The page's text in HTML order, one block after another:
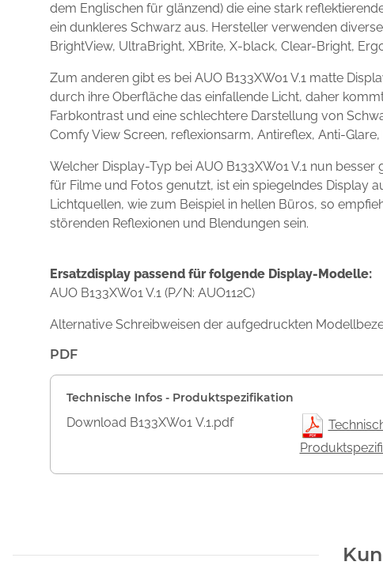
dem Englischen für glänzend) die eine stark
ein dunkleres Schwarz aus. Hersteller verwenden
BrightView, UltraBright, XBrite, X-black, Clear-Bright,
Zum anderen gibt es bei AUO B133XW01 V.1 matte
durch ihre Oberfläche das einfallende Licht, daher
Farbkontrast und eine schlechtere Darstellung von
Comfy View Screen, reflexionsarm, Antireflex, Anti-
Welcher Display-Typ bei AUO B133XW01 V.1 nun
für Filme und Fotos genutzt, ist ein spiegelndes Display
Lichtquellen, wie zum Beispiel in hellen Büros, so
störenden Reflexionen und Blendungen sein.
Ersatzdisplay passend für folgende Display-Modelle:
AUO B133XW01 V.1 (P/N: AUO112C)
Alternative Schreibweisen der aufgedruckten
PDF
Technische Infos - Produktspezifikation
Download B133XW01 V.1.pdf